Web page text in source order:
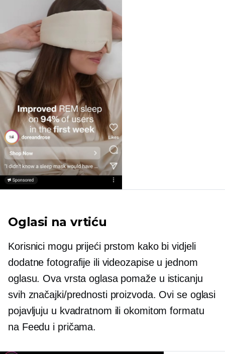
Oglasi na vrtiću
Korisnici mogu prijeći prstom kako bi vidjeli
dodatne fotografije ili videozapise u jednom
oglasu. Ova vrsta oglasa pomaže u isticanju
svih značajki/prednosti proizvoda. Ovi se oglasi
pojavljuju u kvadratnom ili okomitom formatu
na Feedu i pričama.